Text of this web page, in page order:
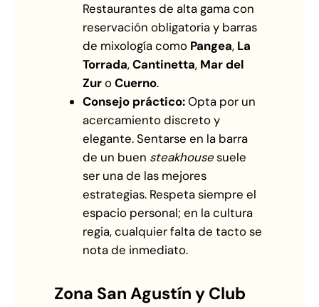
Restaurantes de alta gama con
reservación obligatoria y barras
de mixología como Pangea, La
Torrada,Cantinetta, Mar del
ZuroCuerno.
Consejo práctico:Opta por un
acercamiento discreto y
elegante. Sentarse en la barra
de un buen steakhousesuele
ser una de las mejores
estrategias. Respeta siempre el
espacio personal; en la cultura
regia, cualquier falta de tacto se
nota de inmediato.
Zona San Agustín y Club